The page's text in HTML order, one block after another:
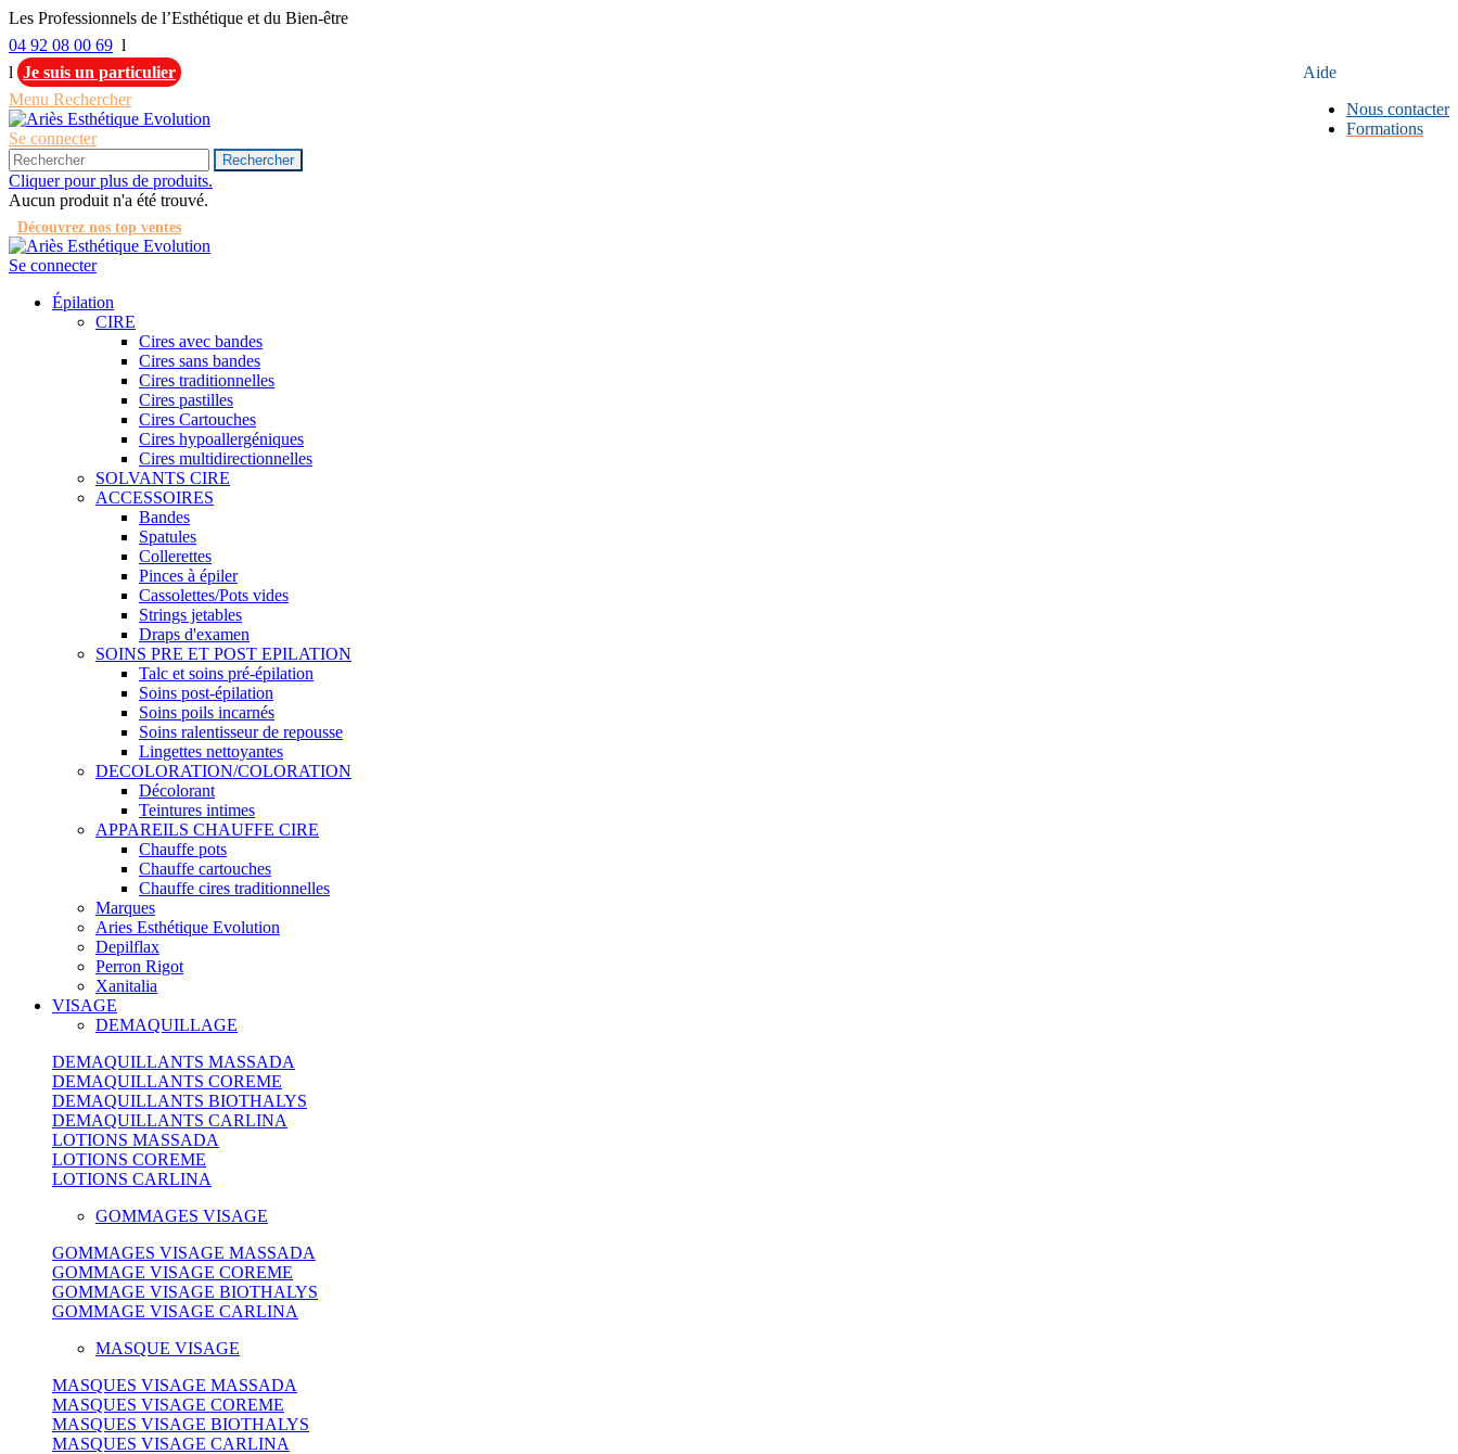
Les Professionnels de l’Esthétique et du Bien-être
04 92 08 00 69 l
Aide
Nous contacter
Formations
l Je suis un particulier
Menu Rechercher
Se connecter
Rechercher
Cliquer pour plus de produits.
Aucun produit n'a été trouvé.
Découvrez nos top ventes
Se connecter
Épilation
CIRE
Cires avec bandes
Cires sans bandes
Cires traditionnelles
Cires pastilles
Cires Cartouches
Cires hypoallergéniques
Cires multidirectionnelles
SOLVANTS CIRE
ACCESSOIRES
Bandes
Spatules
Collerettes
Pinces à épiler
Cassolettes/Pots vides
Strings jetables
Draps d'examen
SOINS PRE ET POST EPILATION
Talc et soins pré-épilation
Soins post-épilation
Soins poils incarnés
Soins ralentisseur de repousse
Lingettes nettoyantes
DECOLORATION/COLORATION
Décolorant
Teintures intimes
APPAREILS CHAUFFE CIRE
Chauffe pots
Chauffe cartouches
Chauffe cires traditionnelles
Marques
Aries Esthétique Evolution
Depilflax
Perron Rigot
Xanitalia
VISAGE
DEMAQUILLAGE
DEMAQUILLANTS MASSADA
DEMAQUILLANTS COREME
DEMAQUILLANTS BIOTHALYS
DEMAQUILLANTS CARLINA
LOTIONS MASSADA
LOTIONS COREME
LOTIONS CARLINA
GOMMAGES VISAGE
GOMMAGES VISAGE MASSADA
GOMMAGE VISAGE COREME
GOMMAGE VISAGE BIOTHALYS
GOMMAGE VISAGE CARLINA
MASQUE VISAGE
MASQUES VISAGE MASSADA
MASQUES VISAGE COREME
MASQUES VISAGE BIOTHALYS
MASQUES VISAGE CARLINA